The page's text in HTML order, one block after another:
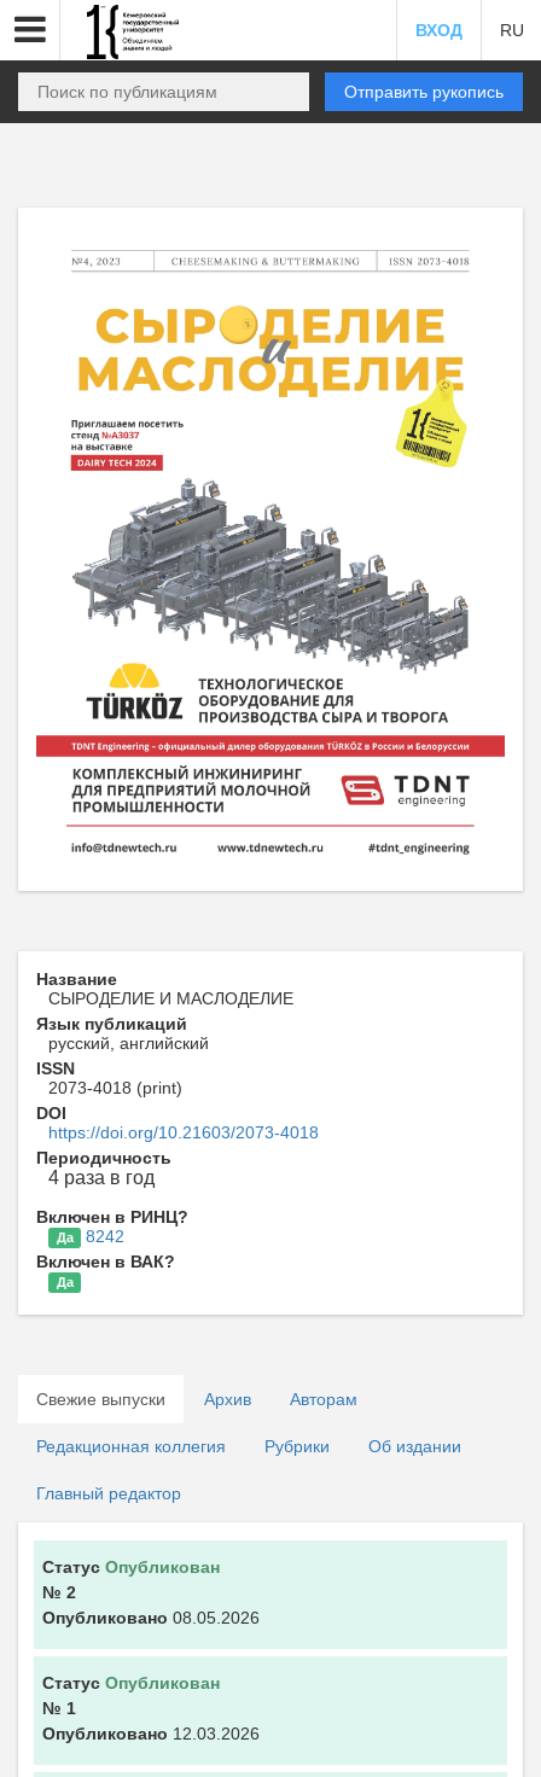
ВХОД RU
Отправить рукопись
Название
СЫРОДЕЛИЕ И МАСЛОДЕЛИЕ
Язык публикаций
русский, английский
ISSN
2073-4018 (print)
DOI
https://doi.org/10.21603/2073-4018
Периодичность
4 раза в год
Включен в РИНЦ?
Да
8242
Включен в ВАК?
Да
Свежие выпуски Архив Авторам
Редакционная коллегия Рубрики Об издании
Главный редактор
Статус Опубликован
№ 2
Опубликовано 08.05.2026
Статус Опубликован
№ 1
Опубликовано 12.03.2026